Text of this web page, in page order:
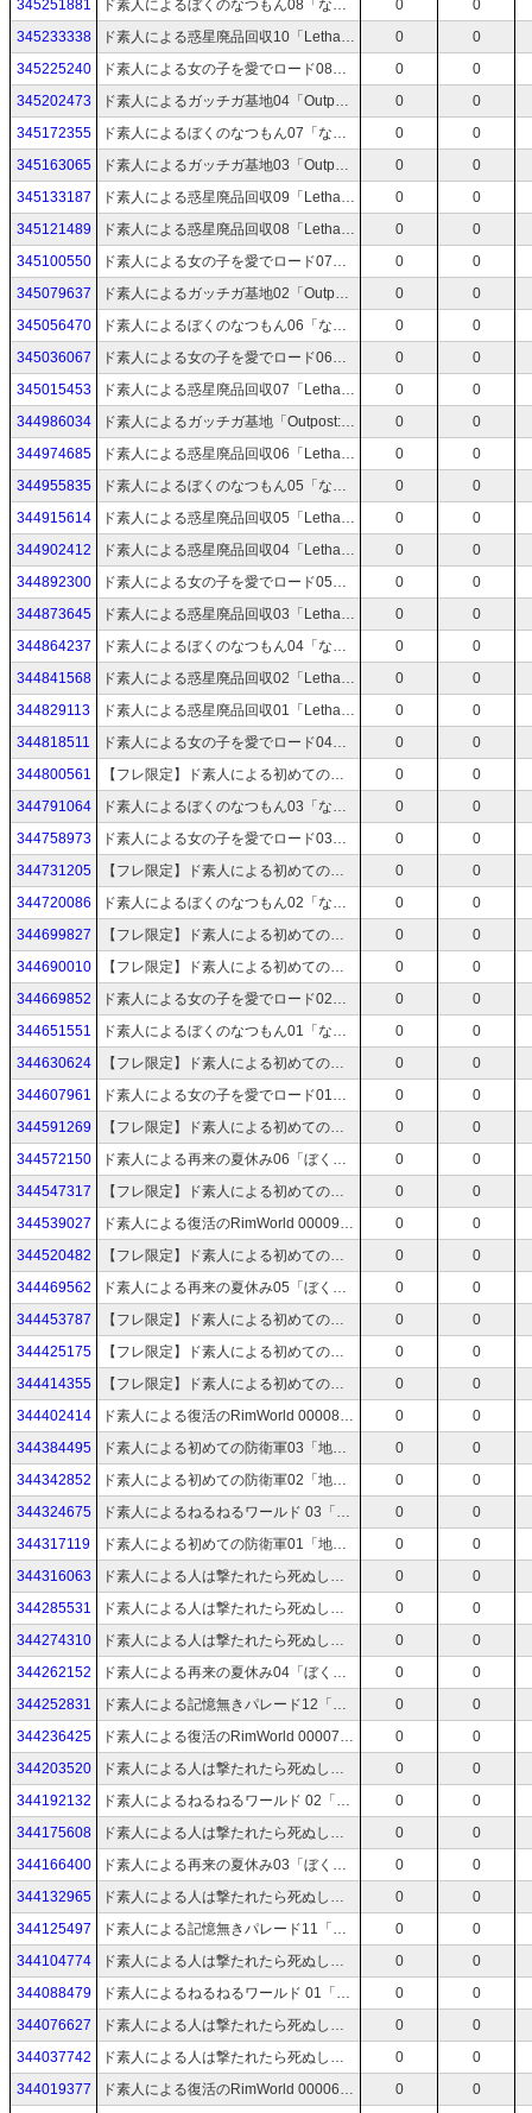
345251881
ド素人によるぼくのなつもん08「なつもん! 20世紀の夏休み」 0
0
345233338
ド素人による惑星廃品回収10「Lethal Company」 0
0
345225240
ド素人による女の子を愛でロード08「ユニコーンオーバーロード」ネタバレあり 0
0
345202473
ド素人によるガッチガ基地04「Outpost: Infinity Siege」 0
0
345172355
ド素人によるぼくのなつもん07「なつもん! 20世紀の夏休み」 0
0
345163065
ド素人によるガッチガ基地03「Outpost: Infinity Siege」 0
0
345133187
ド素人による惑星廃品回収09「Lethal Company」 0
0
345121489
ド素人による惑星廃品回収08「Lethal Company」 0
0
345100550
ド素人による女の子を愛でロード07「ユニコーンオーバーロード」ネタバレあり 0
0
345079637
ド素人によるガッチガ基地02「Outpost: Infinity Siege」 0
0
345056470
ド素人によるぼくのなつもん06「なつもん! 20世紀の夏休み」 0
0
345036067
ド素人による女の子を愛でロード06「ユニコーンオーバーロード」ネタバレあり 0
0
345015453
ド素人による惑星廃品回収07「Lethal Company」 0
0
344986034
ド素人によるガッチガ基地「Outpost: Infinity Siege」 0
0
344974685
ド素人による惑星廃品回収06「Lethal Company」 0
0
344955835
ド素人によるぼくのなつもん05「なつもん! 20世紀の夏休み」 0
0
344915614
ド素人による惑星廃品回収05「Lethal Company」 0
0
344902412
ド素人による惑星廃品回収04「Lethal Company」 0
0
344892300
ド素人による女の子を愛でロード05「ユニコーンオーバーロード」ネタバレあり 0
0
344873645
ド素人による惑星廃品回収03「Lethal Company」 0
0
344864237
ド素人によるぼくのなつもん04「なつもん! 20世紀の夏休み」 0
0
344841568
ド素人による惑星廃品回収02「Lethal Company」 0
0
344829113
ド素人による惑星廃品回収01「Lethal Company」 0
0
344818511
ド素人による女の子を愛でロード04「ユニコーンオーバーロード」ネタバレあり 0
0
344800561
【フレ限定】ド素人による初めての防衛軍14「地球防衛軍5」 0
0
344791064
ド素人によるぼくのなつもん03「なつもん! 20世紀の夏休み」 0
0
344758973
ド素人による女の子を愛でロード03「ユニコーンオーバーロード」ネタバレあり 0
0
344731205
【フレ限定】ド素人による初めての防衛軍13「地球防衛軍5」 0
0
344720086
ド素人によるぼくのなつもん02「なつもん! 20世紀の夏休み」 0
0
344699827
【フレ限定】ド素人による初めての防衛軍12「地球防衛軍5」 0
0
344690010
【フレ限定】ド素人による初めての防衛軍11「地球防衛軍5」 0
0
344669852
ド素人による女の子を愛でロード02「ユニコーンオーバーロード」ネタバレあり 0
0
344651551
ド素人によるぼくのなつもん01「なつもん! 20世紀の夏休み」 0
0
344630624
【フレ限定】ド素人による初めての防衛軍10「地球防衛軍5」 0
0
344607961
ド素人による女の子を愛でロード01「ユニコーンオーバーロード」ネタバレあり 0
0
344591269
【フレ限定】ド素人による初めての防衛軍09「地球防衛軍5」 0
0
344572150
ド素人による再来の夏休み06「ぼくのなつやすみ4」 0
0
344547317
【フレ限定】ド素人による初めての防衛軍08「地球防衛軍5」 0
0
344539027
ド素人による復活のRimWorld 00009「RimWorld」 0
0
344520482
【フレ限定】ド素人による初めての防衛軍07「地球防衛軍5」 0
0
344469562
ド素人による再来の夏休み05「ぼくのなつやすみ4」 0
0
344453787
【フレ限定】ド素人による初めての防衛軍06「地球防衛軍5」 0
0
344425175
【フレ限定】ド素人による初めての防衛軍05「地球防衛軍5」 0
0
344414355
【フレ限定】ド素人による初めての防衛軍04「地球防衛軍5」 0
0
344402414
ド素人による復活のRimWorld 00008「RimWorld」 0
0
344384495
ド素人による初めての防衛軍03「地球防衛軍5」 0
0
344342852
ド素人による初めての防衛軍02「地球防衛軍5」 0
0
344324675
ド素人によるねるねるワールド 03「Palworld」 0
0
344317119
ド素人による初めての防衛軍01「地球防衛軍5」 0
0
344316063
ド素人による人は撃たれたら死ぬしかないじゃない12「Ready or Not」 0
0
344285531
ド素人による人は撃たれたら死ぬしかないじゃない11「Ready or Not」 0
0
344274310
ド素人による人は撃たれたら死ぬしかないじゃない10「Ready or Not」 0
0
344262152
ド素人による再来の夏休み04「ぼくのなつやすみ4」 0
0
344252831
ド素人による記憶無きパレード12「高機動幻想ガンパレード・マーチ」 0
0
344236425
ド素人による復活のRimWorld 00007「RimWorld」 0
0
344203520
ド素人による人は撃たれたら死ぬしかないじゃない09「Ready or Not」 0
0
344192132
ド素人によるねるねるワールド 02「Palworld」 0
0
344175608
ド素人による人は撃たれたら死ぬしかないじゃない08「Ready or Not」 0
0
344166400
ド素人による再来の夏休み03「ぼくのなつやすみ4」 0
0
344132965
ド素人による人は撃たれたら死ぬしかないじゃない07「Ready or Not」 0
0
344125497
ド素人による記憶無きパレード11「高機動幻想ガンパレード・マーチ」 0
0
344104774
ド素人による人は撃たれたら死ぬしかないじゃない06「Ready or Not」 0
0
344088479
ド素人によるねるねるワールド 01「Palworld」 0
0
344076627
ド素人による人は撃たれたら死ぬしかないじゃない05「Ready or Not」 0
0
344037742
ド素人による人は撃たれたら死ぬしかないじゃない04「Ready or Not」 0
0
344019377
ド素人による復活のRimWorld 00006「RimWorld」 0
0